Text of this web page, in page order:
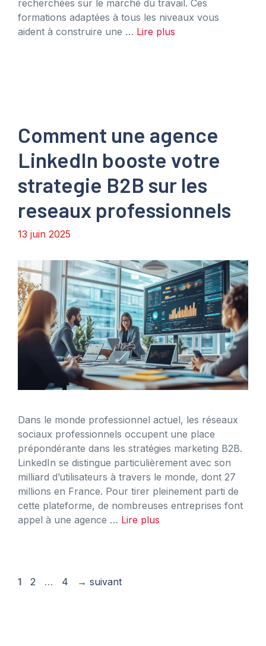
recherchées sur le marché du travail. Ces
formations adaptées à tous les niveaux vous
aident à construire une … Lire plus
Comment une agence
LinkedIn booste votre
strategie B2B sur les
reseaux professionnels
13 juin 2025
Dans le monde professionnel actuel, les réseaux
sociaux professionnels occupent une place
prépondérante dans les stratégies marketing B2B.
LinkedIn se distingue particulièrement avec son
milliard d’utilisateurs à travers le monde, dont 27
millions en France. Pour tirer pleinement parti de
cette plateforme, de nombreuses entreprises font
appel à une agence … Lire plus
Page
1 Page
2 … Page
4 → suivant